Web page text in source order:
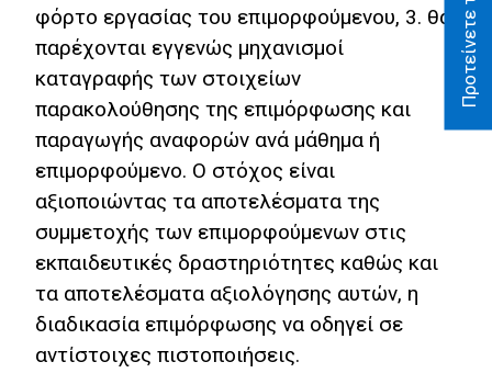
φόρτο εργασίας του επιμορφούμενου, 3. θα
παρέχονται εγγενώς μηχανισμοί
καταγραφής των στοιχείων
παρακολούθησης της επιμόρφωσης και
παραγωγής αναφορών ανά μάθημα ή
επιμορφούμενο. Ο στόχος είναι
αξιοποιώντας τα αποτελέσματα της
συμμετοχής των επιμορφούμενων στις
εκπαιδευτικές δραστηριότητες καθώς και
τα αποτελέσματα αξιολόγησης αυτών, η
διαδικασία επιμόρφωσης να οδηγεί σε
αντίστοιχες πιστοποιήσεις.